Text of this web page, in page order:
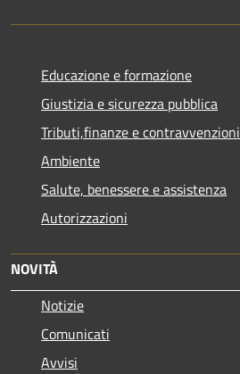
Educazione e formazione
Giustizia e sicurezza pubblica
Tributi,finanze e contravvenzioni
Ambiente
Salute, benessere e assistenza
Autorizzazioni
NOVITÀ
Notizie
Comunicati
Avvisi